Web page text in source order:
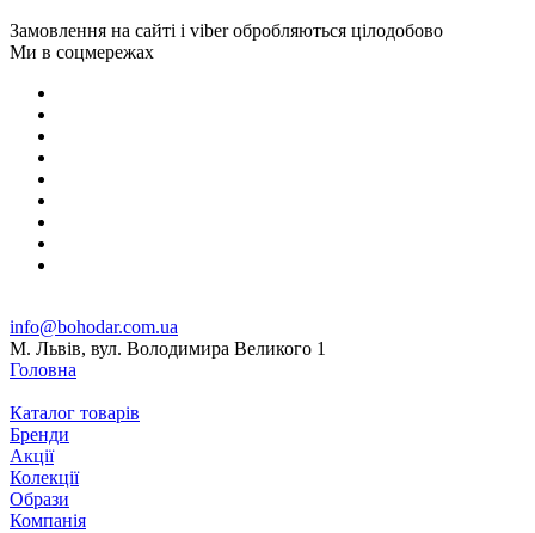
Замовлення на сайті і viber обробляються цілодобово
Ми в соцмережах
info@bohodar.com.ua
М. Львів, вул. Володимира Великого 1
Головна
Каталог товарів
Бренди
Акції
Колекції
Образи
Компанія